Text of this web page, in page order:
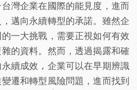
灣企業在國際的能見度，進而
邁向永續轉型的承諾。雖然企
一大挑戰，需要正視如何有效
的資料。然而，透過揭露和確
續成效，企業可以在早期辨識
遷和轉型風險問題，進而找到